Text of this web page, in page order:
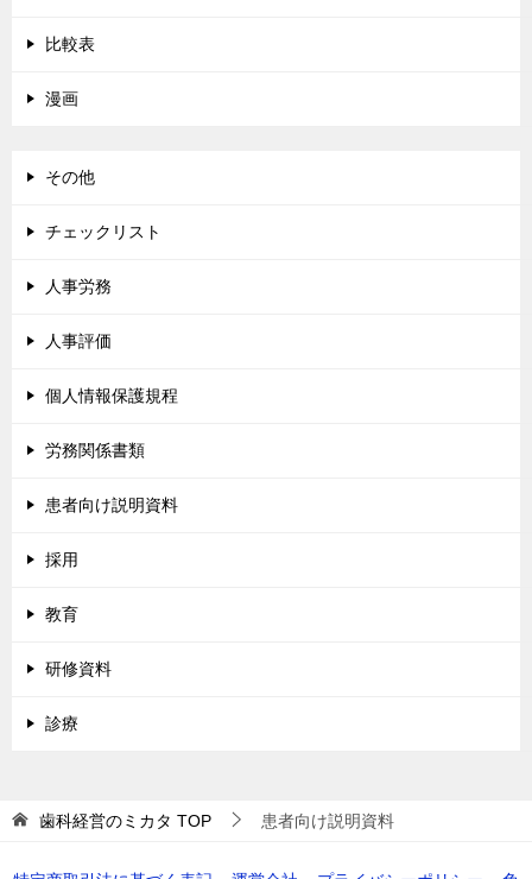
比較表
漫画
その他
チェックリスト
人事労務
人事評価
個人情報保護規程
労務関係書類
患者向け説明資料
採用
教育
研修資料
診療
歯科経営のミカタ TOP 患者向け説明資料